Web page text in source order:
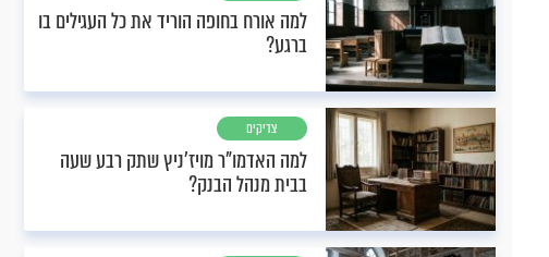
למה אורח בחופה הוריד את כל העגילים בו
ברגע?
צדיקים
למה האדמו"ר מויז'ניץ שתק רבע שעה
בבית מנהל הבנק?